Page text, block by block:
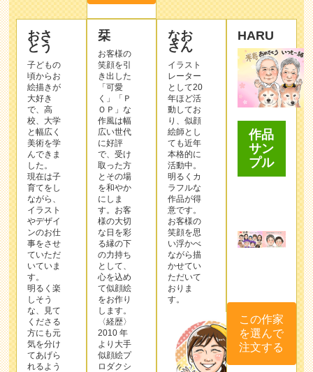
おさ
とう
子どもの
頃からお
絵描きが
大好き
で、高
校、大学
と幅広く
美術を学
んできま
した。
現在は子
育てをし
ながら、
イラスト
やデザイ
ンのお仕
事をさせ
ていただ
いていま
す。
明るく楽
しそう
な、見て
くださる
方にも元
気を分け
てあげら
れるよう
栞
お客様の
笑顔を引
き出した
「可愛
く」「Ｐ
ＯＰ」な
作⾵は幅
広い世代
に好評
で、受け
取った⽅
とその場
を和やか
にしま
す。お客
様の⼤切
な⽇を彩
る縁の下
の⼒持ち
として、
⼼を込め
て似顔絵
をお作り
します。
〈経歴〉
2010 年
より⼤⼿
似顔絵プ
ロダクシ
なお
さん
イラスト
レーター
として20
年ほど活
動してお
り、似顔
絵師とし
ても近年
本格的に
活動中。
明るくカ
ラフルな
作品が得
意です。
お客様の
笑顔を思
い浮かべ
ながら描
かせてい
ただいて
おりま
す。
HARU
作品
サン
プル
この作家
を選んで
注文する